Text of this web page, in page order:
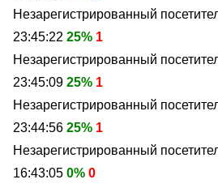
Незарегистрированный
23:45:22 25% 1
Незарегистрированный
23:45:09 25% 1
Незарегистрированный
23:44:56 25% 1
Незарегистрированный
16:43:05 0% 0